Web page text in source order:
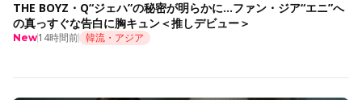
THE BOYZ・Q“ジェハ”の秘密が明らかに…ファン・ジア“エニ”へ
の真っすぐな告白に胸キュン＜推しデビュー＞
New14時間前 韓流・アジア